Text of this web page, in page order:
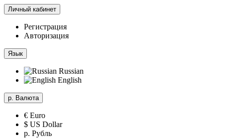
Личный кабинет
Регистрация
Авторизация
Язык
Russian
English
р. Валюта
€ Euro
$ US Dollar
р. Рубль